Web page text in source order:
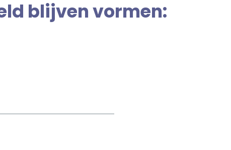
blijven vormen: